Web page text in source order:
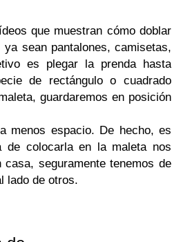
que muestran cómo doblar
sean pantalones, camisetas,
es plegar la prenda hasta
de rectángulo o cuadrado
guardaremos en posición
menos espacio. De hecho, es
de colocarla en la maleta nos
seguramente tenemos de
lado de otros.